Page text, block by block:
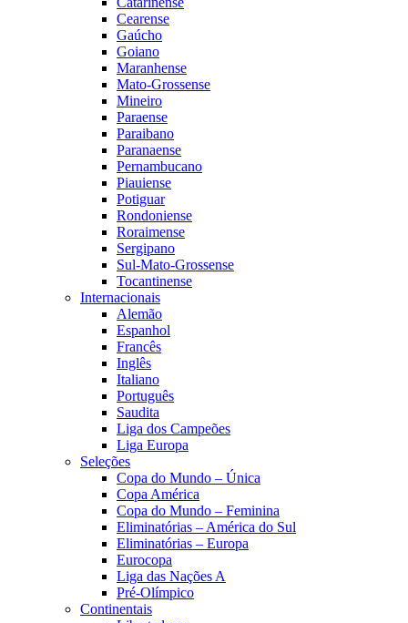
Cearense
Gaúcho
Goiano
Maranhense
Mato-Grossense
Mineiro
Paraense
Paraibano
Paranaense
Pernambucano
Piauiense
Potiguar
Rondoniense
Roraimense
Sergipano
Sul-Mato-Grossense
Tocantinense
Internacionais
Alemão
Espanhol
Francês
Inglês
Italiano
Português
Saudita
Liga dos Campeões
Liga Europa
Seleções
Copa do Mundo – Única
Copa América
Copa do Mundo – Feminina
Eliminatórias – América do Sul
Eliminatórias – Europa
Eurocopa
Liga das Nações A
Pré-Olímpico
Continentais